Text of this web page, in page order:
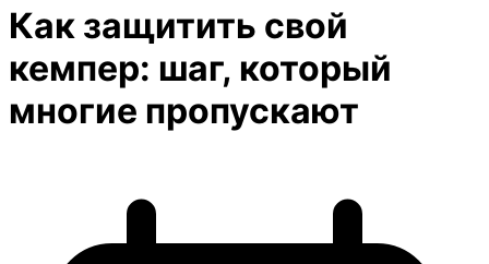
Как защитить свой
кемпер: шаг, который
многие пропускают